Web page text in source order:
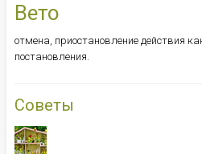
Вето
отмена, приостановление действия
постановления.
Советы